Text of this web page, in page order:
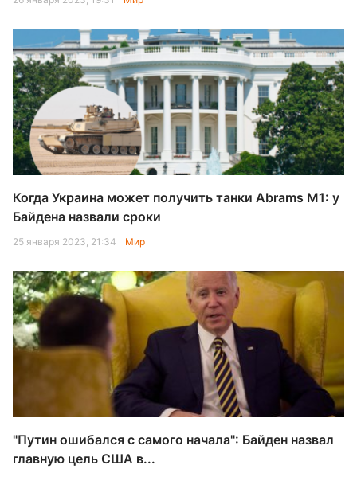
Когда Украина может получить танки Abrams M1: у
Байдена назвали сроки
25 января 2023, 21:34 Мир
"Путин ошибался с самого начала": Байден назвал
главную цель США в...